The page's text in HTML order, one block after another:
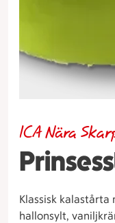
ICA Nära
Klassisk
hallonsylt,